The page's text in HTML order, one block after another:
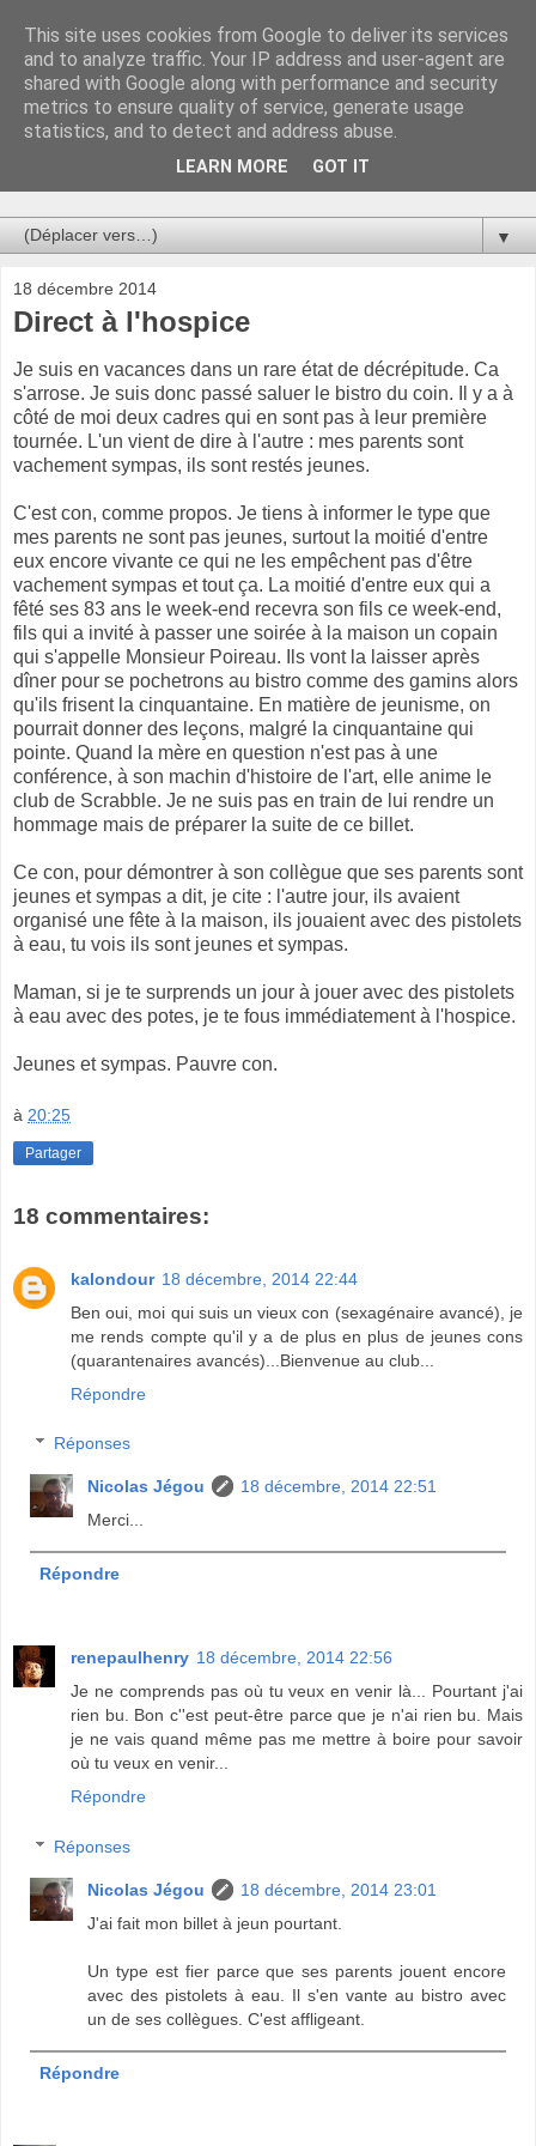
Au bistro !
La connerie étant le seul chemin susceptible de nous faire
entrevoir une parcelle de vérité, utilisons la par des moyens
de communication efficaces. Le temps qu'on remplisse nos
▼
18 décembre 2014
Direct à l'hospice
Je suis en vacances dans un rare état de décrépitude. Ca
s'arrose. Je suis donc passé saluer le bistro du coin. Il y a à
côté de moi deux cadres qui en sont pas à leur première
tournée. L'un vient de dire à l'autre : mes parents sont
vachement sympas, ils sont restés jeunes.
C'est con, comme propos. Je tiens à informer le type que
mes parents ne sont pas jeunes, surtout la moitié d'entre
eux encore vivante ce qui ne les empêchent pas d'être
vachement sympas et tout ça. La moitié d'entre eux qui a
fêté ses 83 ans le week-end recevra son fils ce week-end,
fils qui a invité à passer une soirée à la maison un copain
qui s'appelle Monsieur Poireau. Ils vont la laisser après
dîner pour se pochetrons au bistro comme des gamins alors
qu'ils frisent la cinquantaine. En matière de jeunisme, on
pourrait donner des leçons, malgré la cinquantaine qui
pointe. Quand la mère en question n'est pas à une
conférence, à son machin d'histoire de l'art, elle anime le
club de Scrabble. Je ne suis pas en train de lui rendre un
hommage mais de préparer la suite de ce billet.
Ce con, pour démontrer à son collègue que ses parents sont
jeunes et sympas a dit, je cite : l'autre jour, ils avaient
organisé une fête à la maison, ils jouaient avec des pistolets
à eau, tu vois ils sont jeunes et sympas.
Maman, si je te surprends un jour à jouer avec des pistolets
à eau avec des potes, je te fous immédiatement à l'hospice.
Jeunes et sympas. Pauvre con.
à 20:25
Partager
18 commentaires:
kalondour 18 décembre, 2014 22:44
Ben oui, moi qui suis un vieux con (sexagénaire avancé), je
me rends compte qu'il y a de plus en plus de jeunes cons
(quarantenaires avancés)...Bienvenue au club...
Répondre
Réponses
Nicolas Jégou
18 décembre, 2014 22:51
Merci...
Répondre
renepaulhenry 18 décembre, 2014 22:56
Je ne comprends pas où tu veux en venir là... Pourtant j'ai
rien bu. Bon c''est peut-être parce que je n'ai rien bu. Mais
je ne vais quand même pas me mettre à boire pour savoir
où tu veux en venir...
Répondre
Réponses
Nicolas Jégou
18 décembre, 2014 23:01
J'ai fait mon billet à jeun pourtant.
Un type est fier parce que ses parents jouent encore
avec des pistolets à eau. Il s'en vante au bistro avec
un de ses collègues. C'est affligeant.
Répondre
This site uses cookies from Google to deliver its services
and to analyze traffic. Your IP address and user-agent are
shared with Google along with performance and security
metrics to ensure quality of service, generate usage
statistics, and to detect and address abuse.
LEARN MORE GOT IT